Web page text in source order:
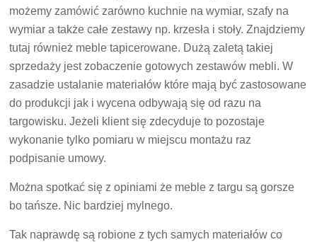
możemy zamówić zarówno kuchnie na wymiar, szafy na
wymiar a także całe zestawy np. krzesła i stoły. Znajdziemy
tutaj również meble tapicerowane. Dużą zaletą takiej
sprzedaży jest zobaczenie gotowych zestawów mebli. W
zasadzie ustalanie materiałów które mają być zastosowane
do produkcji jak i wycena odbywają się od razu na
targowisku. Jeżeli klient się zdecyduje to pozostaje
wykonanie tylko pomiaru w miejscu montażu raz
podpisanie umowy.
Można spotkać się z opiniami że meble z targu są gorsze
bo tańsze. Nic bardziej mylnego.
Tak naprawdę są robione z tych samych materiałów co